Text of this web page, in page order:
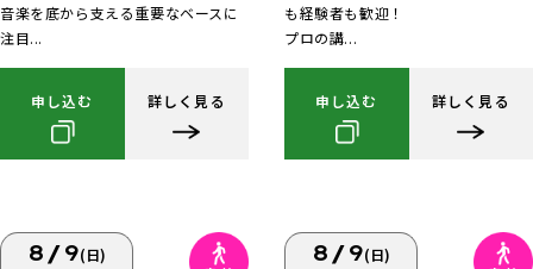
音楽を底から支える重要なベースに
注目...
申し込む 詳しく見る
も経験者も歓迎！
プロの講...
申し込む 詳しく見る
8/9(日) 8/9(日)